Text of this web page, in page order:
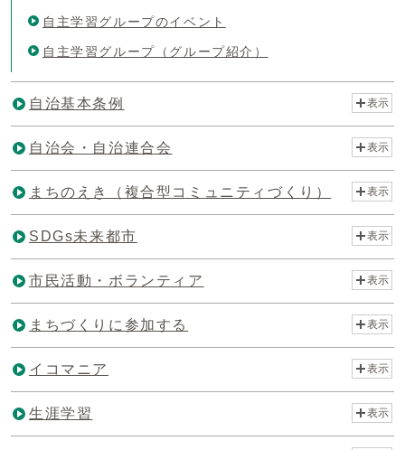
自主学習グループのイベント
自主学習グループ（グループ紹介）
自治基本条例 表示
自治会・自治連合会 表示
まちのえき（複合型コミュニティづくり） 表示
SDGs未来都市 表示
市民活動・ボランティア 表示
まちづくりに参加する 表示
イコマニア 表示
生涯学習 表示